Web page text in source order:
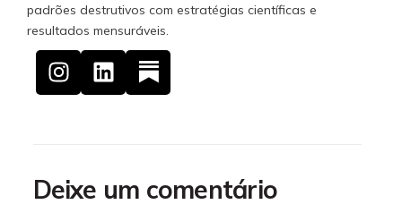
padrões destrutivos com estratégias científicas e
resultados mensuráveis.
Deixe um comentário